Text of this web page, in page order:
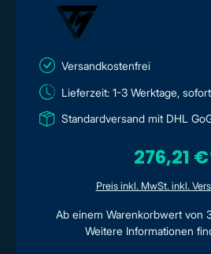
Versandkostenfrei
Lieferzeit: 1-3 Werktage,
Standardversand mit DHL
276,21
Preis inkl. MwSt. inkl.
Ab einem Warenkorbwert von
Weitere Informationen